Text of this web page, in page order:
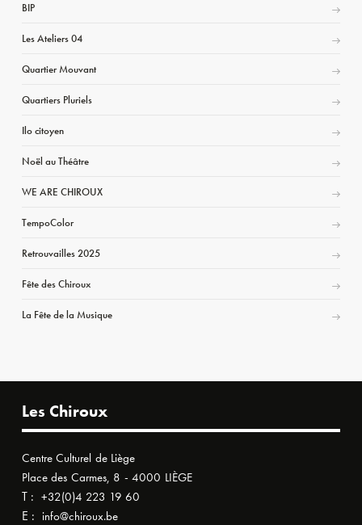
BIP
Les Ateliers 04
Quartier Mouvant
Quartiers Pluriels
Ilo citoyen
Noël au Théâtre
WE ARE CHIROUX
TempoColor
Retrouvailles 2025
Fête des Chiroux
La Fête de la Musique
Les Chiroux
Centre Culturel de Liège
Place des Carmes, 8 - 4000 LIÈGE
T : +32(0)4 223 19 60
E : info@chiroux.be